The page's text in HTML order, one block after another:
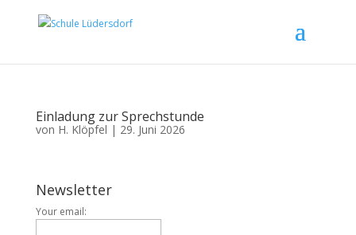
Einladung zur Sprechstunde
von H. Klöpfel | 29. Juni 2026
Newsletter
Your email: